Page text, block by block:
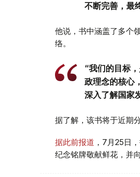
不断完善，最
他说，书中涵盖了多个
络。
“我们的目标
政理念的核心
深入了解国家
据了解，该书将于近期
据此前报道 ，7月25日
纪念铭牌敬献鲜花，并